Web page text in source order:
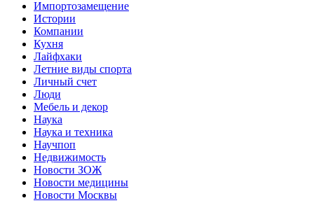
Импортозамещение
Истории
Компании
Кухня
Лайфхаки
Летние виды спорта
Личный счет
Люди
Мебель и декор
Наука
Наука и техника
Научпоп
Недвижимость
Новости ЗОЖ
Новости медицины
Новости Москвы